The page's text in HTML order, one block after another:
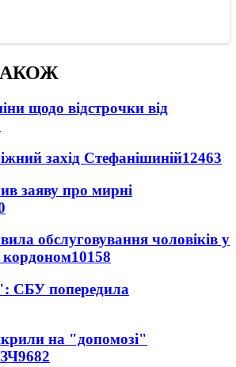
щодо відстрочки від
захід Стефанішиній12463
заяву про мирні
обслуговування чоловіків у
кордоном10158
СБУ попередила
на "допомозі"
9682